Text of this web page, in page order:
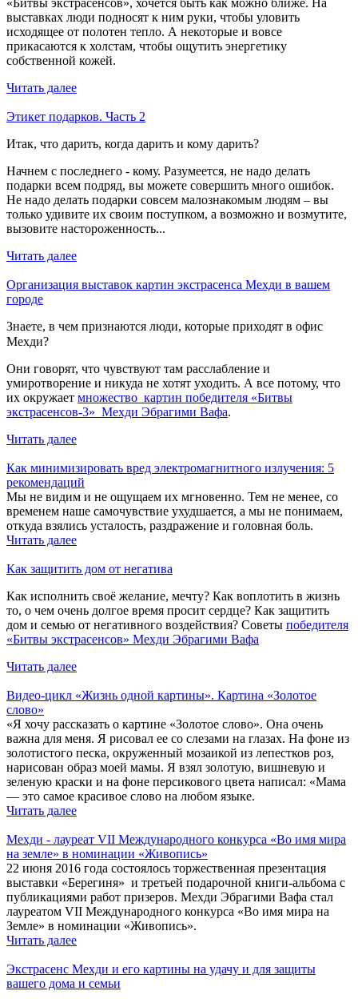
«Битвы экстрасенсов», хочется быть как можно ближе. На
выставках люди подносят к ним руки, чтобы уловить
исходящее от полотен тепло. А некоторые и вовсе
прикасаются к холстам, чтобы ощутить энергетику
собственной кожей.
Читать далее
Этикет подарков. Часть 2
Итак, что дарить, когда дарить и кому дарить?
Начнем с последнего - кому. Разумеется, не надо делать
подарки всем подряд, вы можете совершить много ошибок.
Не надо делать подарки совсем малознакомым людям – вы
только удивите их своим поступком, а возможно и возмутите,
вызовите настороженность...
Читать далее
Организация выставок картин экстрасенса Мехди в вашем
городе
Знаете, в чем признаются люди, которые приходят в офис
Мехди?⠀
Они говорят, что чувствуют там расслабление и
умиротворение и никуда не хотят уходить. А все потому, что
их окружает множество картин победителя «Битвы
экстрасенсов-3» Мехди Эбрагими Вафа.
Читать далее
Как минимизировать вред электромагнитного излучения: 5
рекомендаций
Мы не видим и не ощущаем их мгновенно. Тем не менее, со
временем наше самочувствие ухудшается, а мы не понимаем,
откуда взялись усталость, раздражение и головная боль.
Читать далее
Как защитить дом от негатива
Как исполнить своё желание, мечту? Как воплотить в жизнь
то, о чем очень долгое время просит сердце? Как защитить
дом и семью от негативного воздействия? Советы победителя
«Битвы экстрасенсов» Мехди Эбрагими Вафа
Читать далее
Видео-цикл «Жизнь одной картины». Картина «Золотое
слово»
«Я хочу рассказать о картине «Золотое слово». Она очень
важна для меня. Я рисовал ее со слезами на глазах. На фоне из
золотистого песка, окруженный мозаикой из лепестков роз,
нарисован образ моей мамы. Я взял золотую, вишневую и
зеленую краски и на фоне персикового цвета написал: «Мама
— это самое красивое слово на любом языке.
Читать далее
Мехди - лауреат VII Международного конкурса «Во имя мира
на земле» в номинации «Живопись»
22 июня 2016 года состоялось торжественная презентация
выставки «Берегиня» и третьей подарочной книги-альбома с
публикациями работ призеров. Мехди Эбрагими Вафа стал
лауреатом VII Международного конкурса «Во имя мира на
Земле» в номинации «Живопись».
Читать далее
Экстрасенс Мехди и его картины на удачу и для защиты
вашего дома и семьи